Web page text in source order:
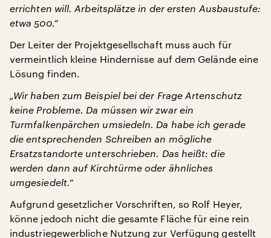
errichten will. Arbeitsplätze in der ersten Ausbaustufe:
etwa 500.“
Der Leiter der Projektgesellschaft muss auch für
vermeintlich kleine Hindernisse auf dem Gelände eine
Lösung finden.
„Wir haben zum Beispiel bei der Frage Artenschutz
keine Probleme. Da müssen wir zwar ein
Turmfalkenpärchen umsiedeln. Da habe ich gerade
die entsprechenden Schreiben an mögliche
Ersatzstandorte unterschrieben. Das heißt: die
werden dann auf Kirchtürme oder ähnliches
umgesiedelt.“
Aufgrund gesetzlicher Vorschriften, so Rolf Heyer,
könne jedoch nicht die gesamte Fläche für eine rein
industriegewerbliche Nutzung zur Verfügung gestellt